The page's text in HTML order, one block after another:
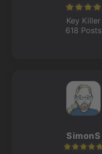
Key Killer
618 Posts
SimonS